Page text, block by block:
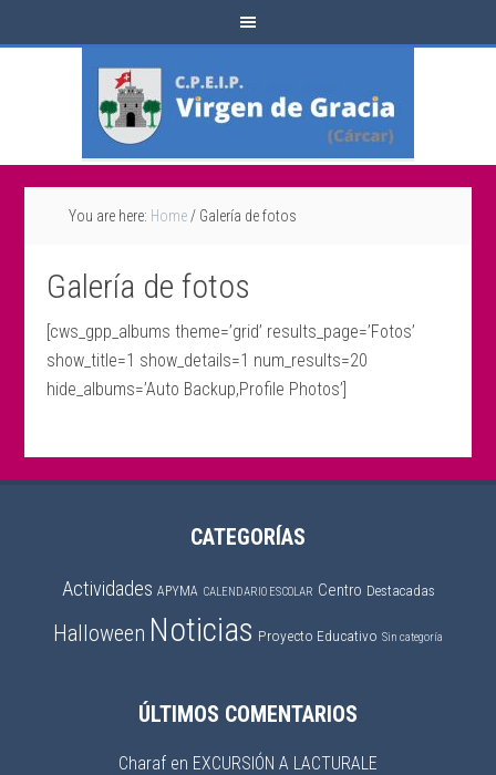
You are here: Home / Galería de fotos
Galería de fotos
[cws_gpp_albums theme=’grid’ results_page=’Fotos’
show_title=1 show_details=1 num_results=20
hide_albums=’Auto Backup,Profile Photos’]
CATEGORÍAS
Actividades APYMA CALENDARIO ESCOLAR Centro Destacadas
Halloween Noticias Proyecto Educativo Sin categoría
ÚLTIMOS COMENTARIOS
Charaf en EXCURSIÓN A LACTURALE